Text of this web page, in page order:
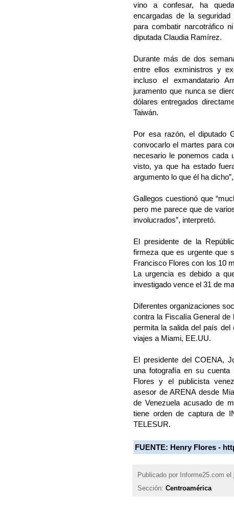
vino a confesar, ha
encargadas de la
para combatir narcotráfico
diputada Claudia Ramírez.
Durante más de dos
entre ellos exministros y
incluso el exmandatario
juramento que nunca se
dólares entregados
Taiwán.
Por esa razón, el diputado
convocarlo el martes para
necesario le ponemos cada
visto, ya que ha estado
argumento lo que él ha
Gallegos cuestionó que
pero me parece que de
involucrados”, interpretó.
El presidente de la
firmeza que es urgente que
Francisco Flores con los 10
La urgencia es debido a
investigado vence el 31 de
Diferentes organizaciones
contra la Fiscalía General
permita la salida del país del
viajes a Miami, EE.UU.
El presidente del COENA,
una fotografía en su cuenta
Flores y el publicista
asesor de ARENA desde
de Venezuela acusado de
tiene orden de captura de
TELESUR.
FUENTE: Henry Flores -
Publicado por Informe25.com el
Sección: Centroamérica